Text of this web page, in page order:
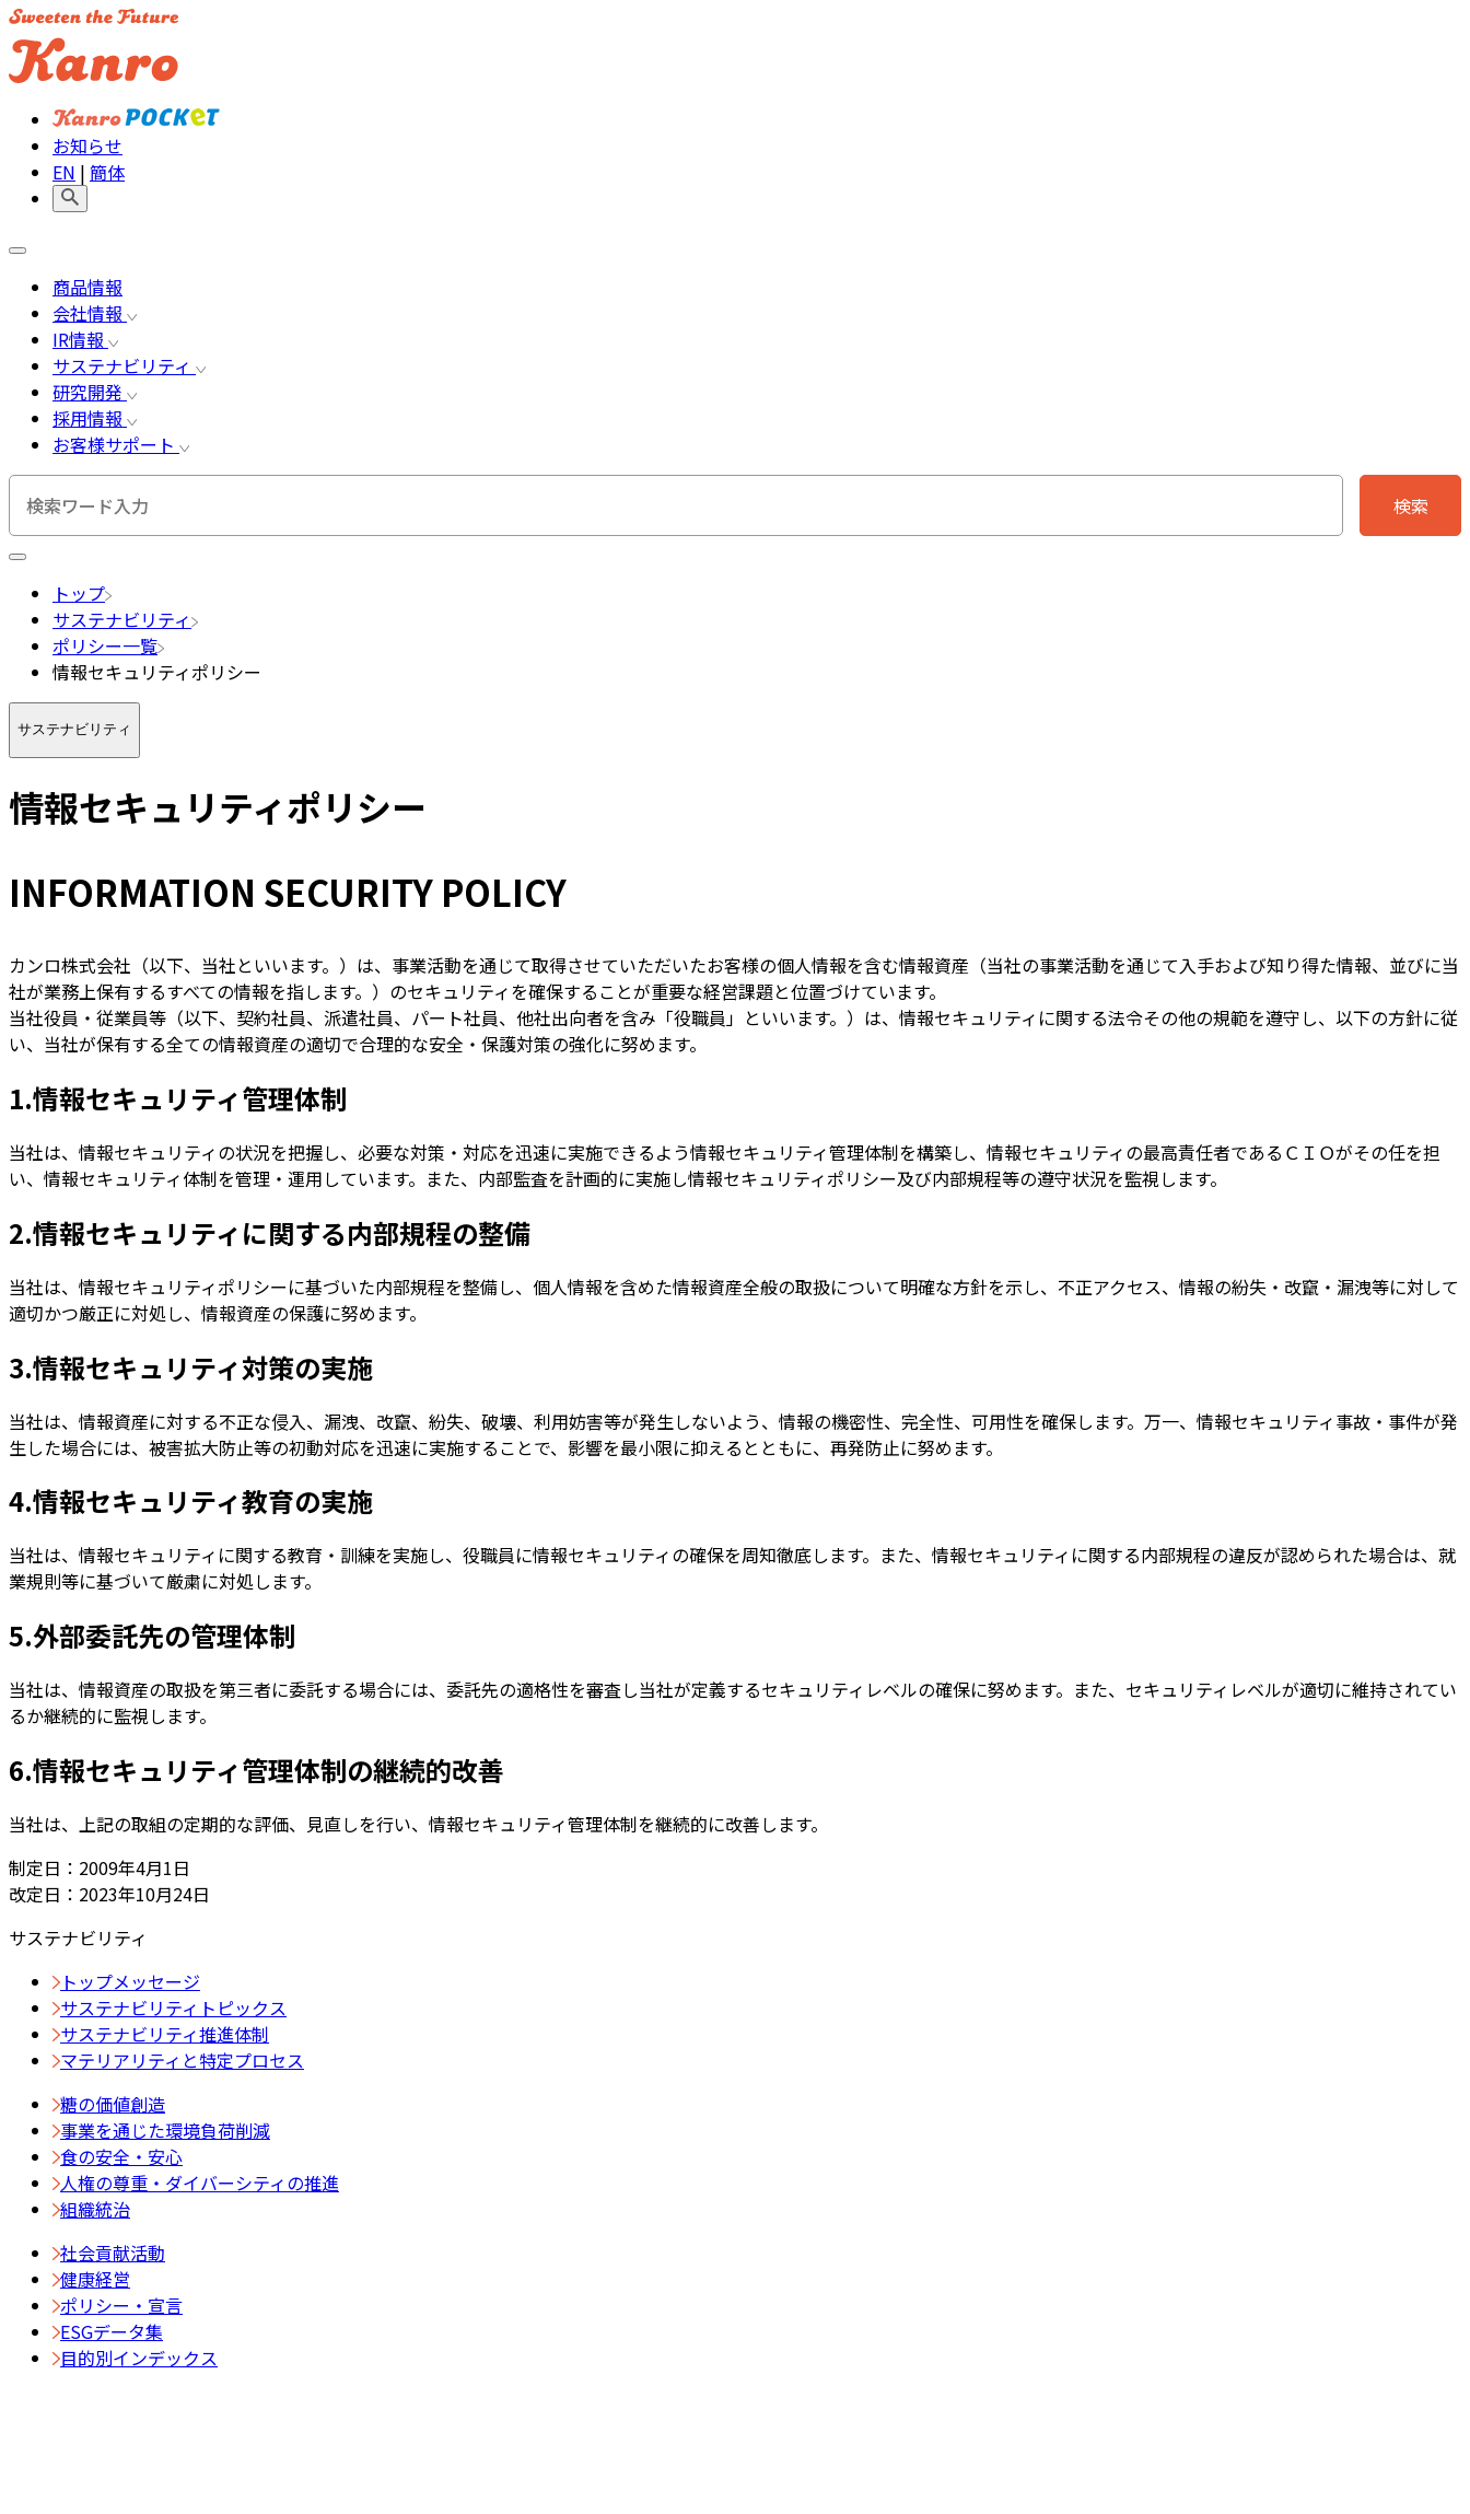
お知らせ
EN | 簡体
商品情報
会社情報
IR情報
サステナビリティ
研究開発
採用情報
お客様サポート
検索キーワード入力 検索
トップ
サステナビリティ
ポリシー一覧
情報セキュリティポリシー
サステナビリティ
情報セキュリティポリシー
INFORMATION SECURITY POLICY
カンロ株式会社（以下、当社といいます。）は、事業活動を通じて取得させていただいたお客様の個人情報を含む情報資産（当社の事業活動を通じて入手および知り得た情報、並びに当
社が業務上保有するすべての情報を指します。）のセキュリティを確保することが重要な経営課題と位置づけています。
当社役員・従業員等（以下、契約社員、派遣社員、パート社員、他社出向者を含み「役職員」といいます。）は、情報セキュリティに関する法令その他の規範を遵守し、以下の方針に従
い、当社が保有する全ての情報資産の適切で合理的な安全・保護対策の強化に努めます。
1.情報セキュリティ管理体制
当社は、情報セキュリティの状況を把握し、必要な対策・対応を迅速に実施できるよう情報セキュリティ管理体制を構築し、情報セキュリティの最高責任者であるＣＩＯがその任を担
い、情報セキュリティ体制を管理・運用しています。また、内部監査を計画的に実施し情報セキュリティポリシー及び内部規程等の遵守状況を監視します。
2.情報セキュリティに関する内部規程の整備
当社は、情報セキュリティポリシーに基づいた内部規程を整備し、個人情報を含めた情報資産全般の取扱について明確な方針を示し、不正アクセス、情報の紛失・改竄・漏洩等に対して
適切かつ厳正に対処し、情報資産の保護に努めます。
3.情報セキュリティ対策の実施
当社は、情報資産に対する不正な侵入、漏洩、改竄、紛失、破壊、利用妨害等が発生しないよう、情報の機密性、完全性、可用性を確保します。万一、情報セキュリティ事故・事件が発
生した場合には、被害拡大防止等の初動対応を迅速に実施することで、影響を最小限に抑えるとともに、再発防止に努めます。
4.情報セキュリティ教育の実施
当社は、情報セキュリティに関する教育・訓練を実施し、役職員に情報セキュリティの確保を周知徹底します。また、情報セキュリティに関する内部規程の違反が認められた場合は、就
業規則等に基づいて厳粛に対処します。
5.外部委託先の管理体制
当社は、情報資産の取扱を第三者に委託する場合には、委託先の適格性を審査し当社が定義するセキュリティレベルの確保に努めます。また、セキュリティレベルが適切に維持されてい
るか継続的に監視します。
6.情報セキュリティ管理体制の継続的改善
当社は、上記の取組の定期的な評価、見直しを行い、情報セキュリティ管理体制を継続的に改善します。
制定日：2009年4月1日
改定日：2023年10月24日
サステナビリティ
トップメッセージ
サステナビリティトピックス
サステナビリティ推進体制
マテリアリティと特定プロセス
糖の価値創造
事業を通じた環境負荷削減
食の安全・安心
人権の尊重・ダイバーシティの推進
組織統治
社会貢献活動
健康経営
ポリシー・宣言
ESGデータ集
目的別インデックス